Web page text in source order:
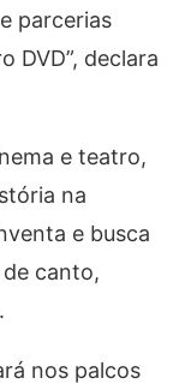
parcerias
DVD”, declara
e teatro,
na
e busca
canto,
nos palcos